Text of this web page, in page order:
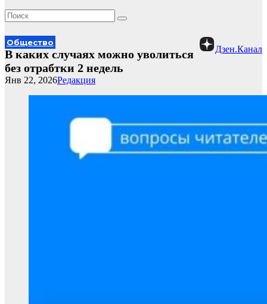
Общество
Дзен.Канал
В каких случаях можно уволиться
без отрабтки 2 недель
Редакция
Янв 22, 2026